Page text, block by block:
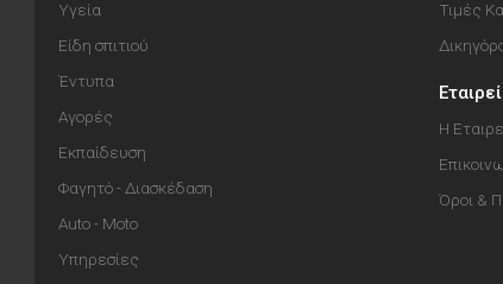
Υγεία
Είδη σπιτιού
Έντυπα
Αγορές
Εκπαίδευση
Φαγητό - Διασκέδαση
Auto - Moto
Υπηρεσίες
Τιμές
Η
Όροι &